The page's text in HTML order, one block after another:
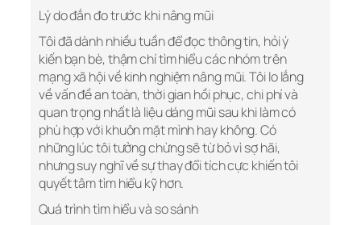
Lý do đắn đo trước khi nâng mũi
Tôi đã dành nhiều tuần để đọc thông tin, hỏi ý
kiến bạn bè, thậm chí tìm hiểu các nhóm trên
mạng xã hội về kinh nghiệm nâng mũi. Tôi lo lắng
về vấn đề an toàn, thời gian hồi phục, chi phí và
quan trọng nhất là liệu dáng mũi sau khi làm có
phù hợp với khuôn mặt mình hay không. Có
những lúc tôi tưởng chừng sẽ từ bỏ vì sợ hãi,
nhưng suy nghĩ về sự thay đổi tích cực khiến tôi
quyết tâm tìm hiểu kỹ hơn.
Quá trình tìm hiểu và so sánh